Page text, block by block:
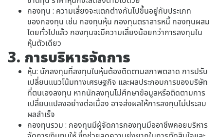
กองทุน : ความเสี่ยงจะแตกต่างกันไปขึ้นอยู่กับประเภท
ของกองทุน เช่น กองทุนหุ้น กองทุนตราสารหนี้ กองทุนผสม
โดยทั่วไปแล้ว กองทุนจะมีความเสี่ยงน้อยกว่าการลงทุนใน
หุ้นตัวเดียว
3. การบริหารจัดการ
หุ้น: นักลงทุนที่ลงทุนในหุ้นต้องติดตามสภาพตลาด การปรับ
เปลี่ยนแนวโน้มทางเศรษฐกิจ และผลประกอบการของบริษัท
ที่ตนเองลงทุน หากนักลงทุนไม่ศึกษาข้อมูลหรือติดตามการ
เปลี่ยนแปลงอย่างต่อเนื่อง อาจส่งผลให้การลงทุนไม่ประสบ
ผลสำเร็จ
กองทุนรวม : กองทุนมีผู้จัดการกองทุนมืออาชีพคอยบริหาร